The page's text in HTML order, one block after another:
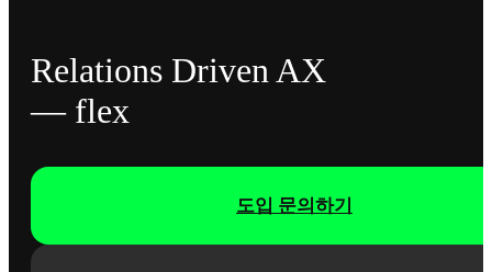
Relations Driven AX
— flex
도입 문의하기